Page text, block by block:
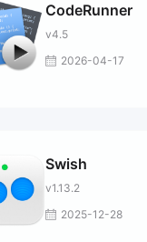
CodeRunner
v4.5
2026-04-17
Swish
v1.13.2
2025-12-28